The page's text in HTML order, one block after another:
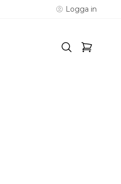
Logga in